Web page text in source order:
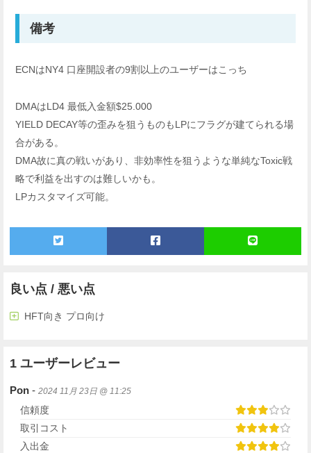
備考
ECNはNY4 口座開設者の9割以上のユーザーはこっち
DMAはLD4 最低入金額$25.000
YIELD DECAY等の歪みを狙うものもLPにフラグが建てられる場
合がある。
DMA故に真の戦いがあり、非効率性を狙うような単純なToxic戦
略で利益を出すのは難しいかも。
LPカスタマイズ可能。
良い点 / 悪い点
HFT向き プロ向け
1 ユーザーレビュー
Pon- 2024 11月 23日 @ 11:25
信頼度
取引コスト
入出金